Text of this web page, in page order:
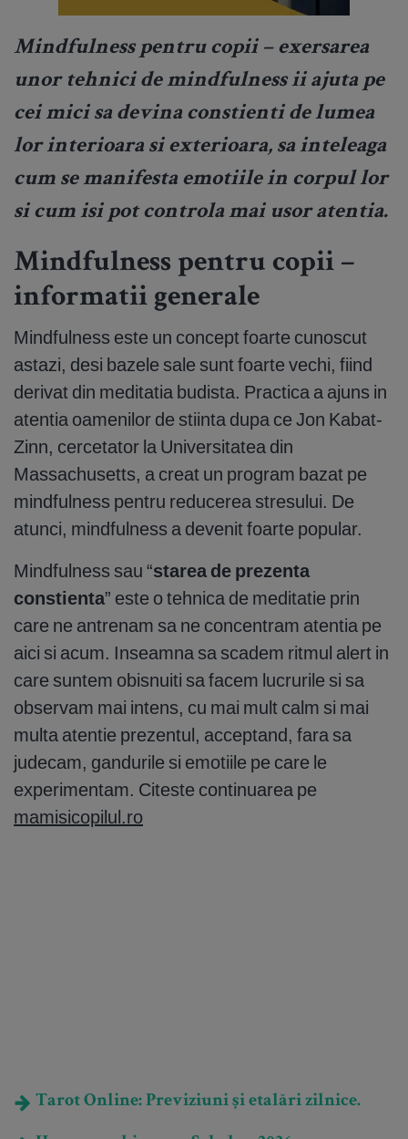
Mindfulness pentru copii– exersarea
unor tehnici de mindfulness ii ajuta pe
cei mici sa devina constienti de lumea
lor interioara si exterioara, sa inteleaga
cum se manifesta emotiile in corpul lor
si cum isi pot controla mai usor atentia.
Mindfulness pentru copii –
informatii generale
Mindfulness este un concept foarte cunoscut
astazi, desi bazele sale sunt foarte vechi, fiind
derivat din meditatia budista. Practica a ajuns in
atentia oamenilor de stiinta dupa ce Jon Kabat-
Zinn, cercetator la Universitatea din
Massachusetts, a creat un program bazat pe
mindfulness pentru reducerea stresului. De
atunci, mindfulness a devenit foarte popular.
Mindfulness sau “starea de prezenta
constienta” este o tehnica de meditatie prin
care ne antrenam sa ne concentram atentia pe
aici si acum. Inseamna sa scadem ritmul alert in
care suntem obisnuiti sa facem lucrurile si sa
observam mai intens, cu mai mult calm si mai
multa atentie prezentul, acceptand, fara sa
judecam, gandurile si emotiile pe care le
experimentam. Citeste continuarea pe
mamisicopilul.ro
Tarot Online: Previziuni și etalări zilnice.